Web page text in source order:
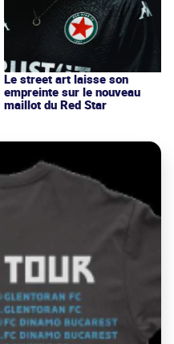
Le street art laisse son
empreinte sur le nouveau
maillot du Red Star